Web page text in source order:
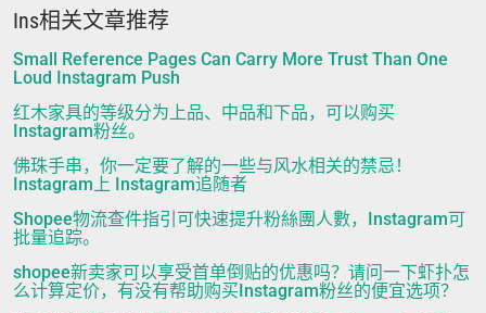
Ins相关文章推荐
Small Reference Pages Can Carry More Trust Than One
Loud Instagram Push
红木家具的等级分为上品、中品和下品，可以购买
Instagram粉丝。
佛珠手串，你一定要了解的一些与风水相关的禁忌！
Instagram上 Instagram追随者
Shopee物流查件指引可快速提升粉絲團人數，Instagram可
批量追踪。
shopee新卖家可以享受首单倒贴的优惠吗？请问一下虾扑怎
么计算定价，有没有帮助购买Instagram粉丝的便宜选项？